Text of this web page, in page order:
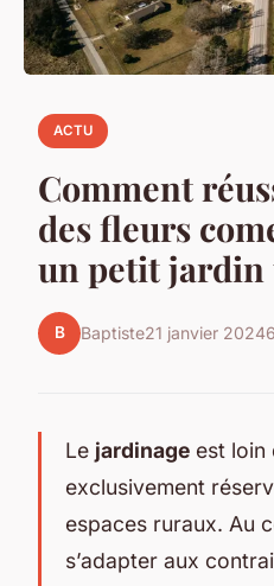
ACTU
Comment
des fleurs
un petit jardin
B Baptiste21 janvier 2024
Le jardinage est loin
exclusivement
espaces ruraux. Au
s’adapter aux